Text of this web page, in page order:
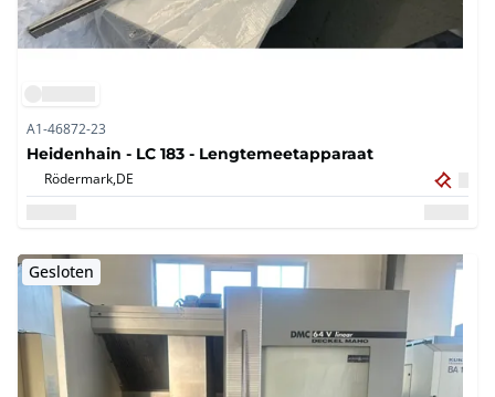
A1-46872-23
Heidenhain - LC 183 - Lengtemeetapparaat
Rödermark,DE
Gesloten